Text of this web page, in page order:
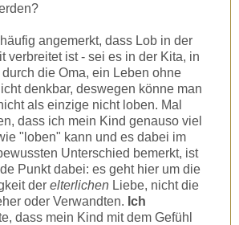
angemerkt, dass Lob in der
verbreitet ist - sei es in der Kita, in
die Oma, ein Leben ohne
denkbar, deswegen könne man
als einzige nicht loben. Mal
dass ich mein Kind genauso viel
"loben" kann und es dabei im
Unterschied bemerkt, ist
Punkt dabei: es geht hier um die
der elterlichen Liebe, nicht die
oder Verwandten. Ich
dass mein Kind mit dem Gefühl